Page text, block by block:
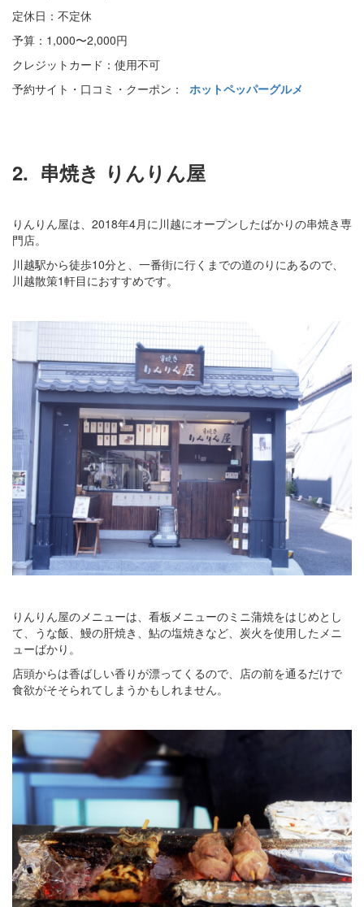
定休日：不定休
予算：1,000〜2,000円
クレジットカード：使用不可
予約サイト・口コミ・クーポン： ホットペッパーグルメ
2. 串焼き りんりん屋
りんりん屋は、2018年4月に川越にオープンしたばかりの串焼き専
門店。
川越駅から徒歩10分と、一番街に行くまでの道のりにあるので、
川越散策1軒目におすすめです。
りんりん屋のメニューは、看板メニューのミニ蒲焼をはじめとし
て、うな飯、鰻の肝焼き、鮎の塩焼きなど、炭火を使用したメニ
ューばかり。
店頭からは香ばしい香りが漂ってくるので、店の前を通るだけで
食欲がそそられてしまうかもしれません。